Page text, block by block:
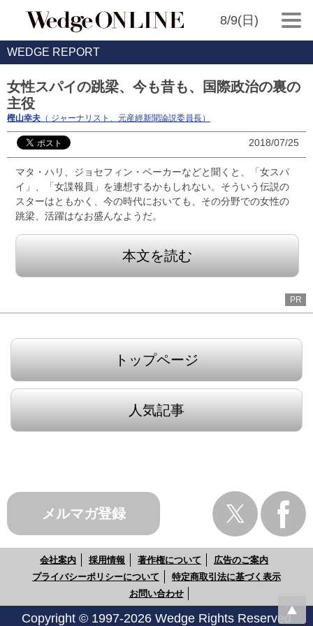
8/9(日)
WEDGE REPORT
女性スパイの跳梁、今も昔も、国際政治の裏の
主役
樫山幸夫 （ ジャーナリスト、元産經新聞論説委員長）
2018/07/25
マタ・ハリ、ジョセフィン・ベーカーなどと聞くと、「女スパ
イ」、「女諜報員」を連想するかもしれない。そういう伝説の
スターはともかく、今の時代においても、その分野での女性の
跳梁、活躍はなお盛んなようだ。
本文を読む
PR
トップページ
人気記事
メルマガ登録
会社案内 採用情報 著作権について
広告のご案内
プライバシーポリシーについて
特定商取引法に基づく表示
お問い合わせ
Copyright © 1997-2026 Wedge Rights Reserved